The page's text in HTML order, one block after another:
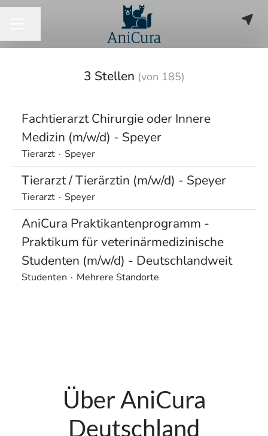
3 Stellen (von 185)
Fachtierarzt Chirurgie oder Innere
Medizin (m/w/d) - Speyer
Tierarzt · Speyer
Tierarzt / Tierärztin (m/w/d) - Speyer
Tierarzt · Speyer
AniCura Praktikantenprogramm -
Praktikum für veterinärmedizinische
Studenten (m/w/d) - Deutschlandweit
Studenten · Mehrere Standorte
Über AniCura
Deutschland